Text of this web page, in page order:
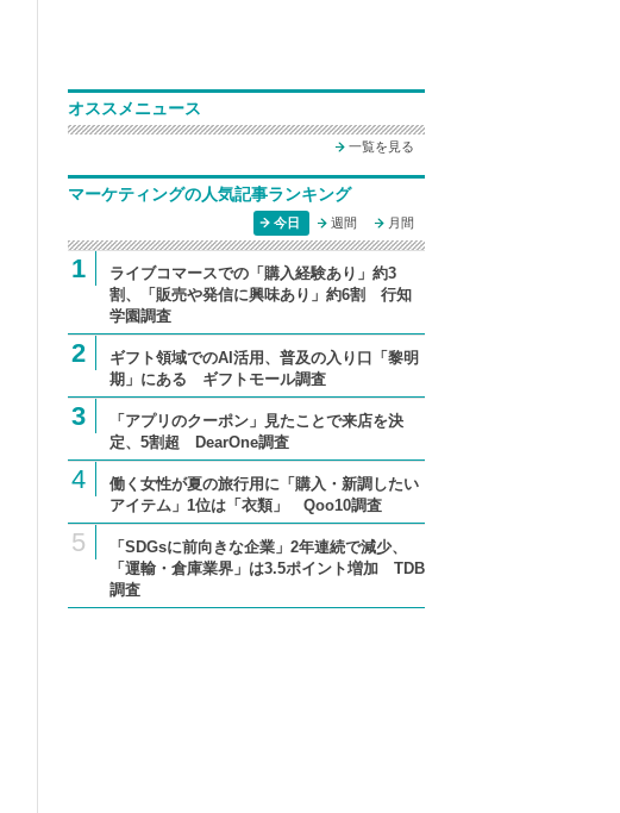
オススメニュース
一覧を見る
マーケティングの人気記事ランキング
今日 週間 月間
1
ライブコマースでの「購入経験あり」約3
割、「販売や発信に興味あり」約6割 行知
学園調査
2
ギフト領域でのAI活用、普及の入り口「黎明
期」にある ギフトモール調査
3
「アプリのクーポン」見たことで来店を決
定、5割超 DearOne調査
4
働く女性が夏の旅行用に「購入・新調したい
アイテム」1位は「衣類」 Qoo10調査
5
「SDGsに前向きな企業」2年連続で減少、
「運輸・倉庫業界」は3.5ポイント増加 TDB
調査